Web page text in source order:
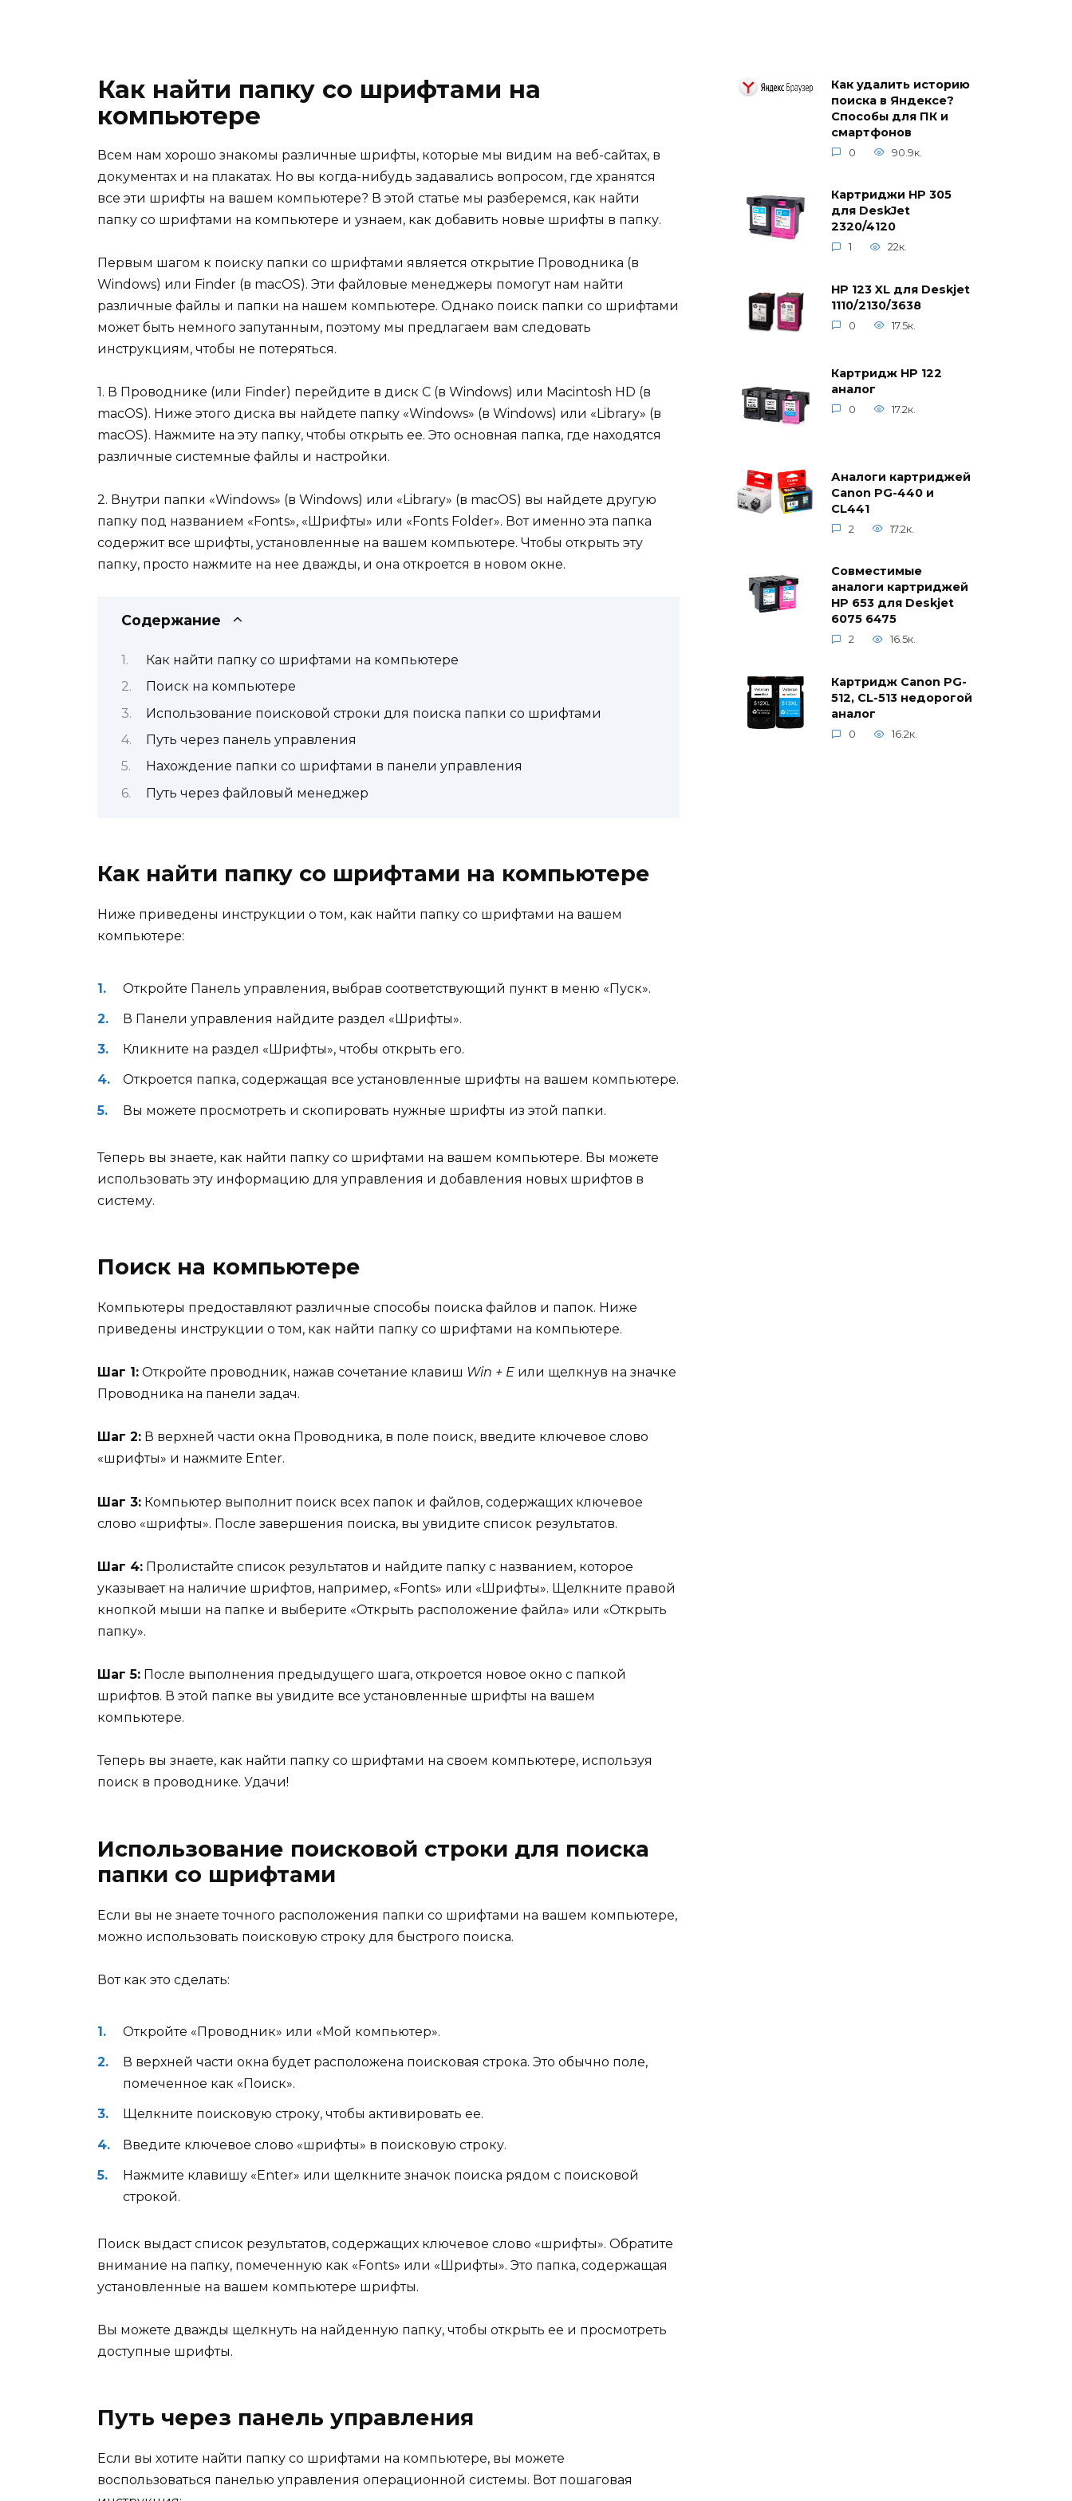
Как найти папку со шрифтами на
компьютере
Всем нам хорошо знакомы различные шрифты, которые мы видим на веб-сайтах, в
документах и на плакатах. Но вы когда-нибудь задавались вопросом, где хранятся
все эти шрифты на вашем компьютере? В этой статье мы разберемся, как найти
папку со шрифтами на компьютере и узнаем, как добавить новые шрифты в папку.
Первым шагом к поиску папки со шрифтами является открытие Проводника (в
Windows) или Finder (в macOS). Эти файловые менеджеры помогут нам найти
различные файлы и папки на нашем компьютере. Однако поиск папки со шрифтами
может быть немного запутанным, поэтому мы предлагаем вам следовать
инструкциям, чтобы не потеряться.
1. В Проводнике (или Finder) перейдите в диск C (в Windows) или Macintosh HD (в
macOS). Ниже этого диска вы найдете папку «Windows» (в Windows) или «Library» (в
macOS). Нажмите на эту папку, чтобы открыть ее. Это основная папка, где находятся
различные системные файлы и настройки.
2. Внутри папки «Windows» (в Windows) или «Library» (в macOS) вы найдете другую
папку под названием «Fonts», «Шрифты» или «Fonts Folder». Вот именно эта папка
содержит все шрифты, установленные на вашем компьютере. Чтобы открыть эту
папку, просто нажмите на нее дважды, и она откроется в новом окне.
Содержание
Как найти папку со шрифтами на компьютере
Поиск на компьютере
Использование поисковой строки для поиска папки со шрифтами
Путь через панель управления
Нахождение папки со шрифтами в панели управления
Путь через файловый менеджер
Как найти папку со шрифтами на компьютере
Ниже приведены инструкции о том, как найти папку со шрифтами на вашем
компьютере:
Откройте Панель управления, выбрав соответствующий пункт в меню «Пуск».
В Панели управления найдите раздел «Шрифты».
Кликните на раздел «Шрифты», чтобы открыть его.
Откроется папка, содержащая все установленные шрифты на вашем компьютере.
Вы можете просмотреть и скопировать нужные шрифты из этой папки.
Теперь вы знаете, как найти папку со шрифтами на вашем компьютере. Вы можете
использовать эту информацию для управления и добавления новых шрифтов в
систему.
Поиск на компьютере
Компьютеры предоставляют различные способы поиска файлов и папок. Ниже
приведены инструкции о том, как найти папку со шрифтами на компьютере.
Шаг 1: Откройте проводник, нажав сочетание клавиш Win + E или щелкнув на значке
Проводника на панели задач.
Шаг 2: В верхней части окна Проводника, в поле поиск, введите ключевое слово
«шрифты» и нажмите Enter.
Шаг 3: Компьютер выполнит поиск всех папок и файлов, содержащих ключевое
слово «шрифты». После завершения поиска, вы увидите список результатов.
Шаг 4: Пролистайте список результатов и найдите папку с названием, которое
указывает на наличие шрифтов, например, «Fonts» или «Шрифты». Щелкните правой
кнопкой мыши на папке и выберите «Открыть расположение файла» или «Открыть
папку».
Шаг 5: После выполнения предыдущего шага, откроется новое окно с папкой
шрифтов. В этой папке вы увидите все установленные шрифты на вашем
компьютере.
Теперь вы знаете, как найти папку со шрифтами на своем компьютере, используя
поиск в проводнике. Удачи!
Использование поисковой строки для поиска
папки со шрифтами
Если вы не знаете точного расположения папки со шрифтами на вашем компьютере,
можно использовать поисковую строку для быстрого поиска.
Вот как это сделать:
Откройте «Проводник» или «Мой компьютер».
В верхней части окна будет расположена поисковая строка. Это обычно поле,
помеченное как «Поиск».
Щелкните поисковую строку, чтобы активировать ее.
Введите ключевое слово «шрифты» в поисковую строку.
Нажмите клавишу «Enter» или щелкните значок поиска рядом с поисковой
строкой.
Поиск выдаст список результатов, содержащих ключевое слово «шрифты». Обратите
внимание на папку, помеченную как «Fonts» или «Шрифты». Это папка, содержащая
установленные на вашем компьютере шрифты.
Вы можете дважды щелкнуть на найденную папку, чтобы открыть ее и просмотреть
доступные шрифты.
Путь через панель управления
Если вы хотите найти папку со шрифтами на компьютере, вы можете
воспользоваться панелью управления операционной системы. Вот пошаговая
Как удалить историю
поиска в Яндексе?
Способы для ПК и
смартфонов
0 90.9к.
Картриджи HP 305
для DeskJet
2320/4120
1 22к.
HP 123 XL для Deskjet
1110/2130/3638
0 17.5к.
Картридж HP 122
аналог
0 17.2к.
Аналоги картриджей
Canon PG-440 и
CL441
2 17.2к.
Совместимые
аналоги картриджей
HP 653 для Deskjet
6075 6475
2 16.5к.
Картридж Canon PG-
512, CL-513 недорогой
аналог
0 16.2к.